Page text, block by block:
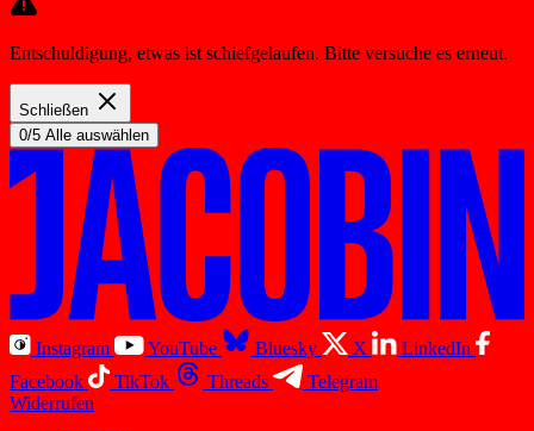
Entschuldigung, etwas ist schiefgelaufen. Bitte versuche es erneut.
Schließen
0/5 Alle auswählen
Instagram YouTube Bluesky X
LinkedIn
Facebook
TikTok Threads
Telegram
Widerrufen